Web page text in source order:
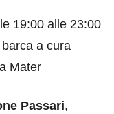
19:00 alle 23:00
a cura
Mater
Passari,